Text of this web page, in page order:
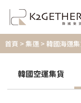
首頁 > 集運 > 韓國海運
韓國空運集貨